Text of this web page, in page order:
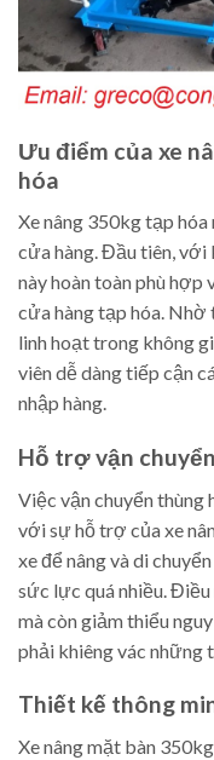
Ưu điểm của xe
hóa
Xe nâng 350kg tạp
cửa hàng. Đầu tiên, với
này hoàn toàn phù hợp
cửa hàng tạp hóa. Nhờ
linh hoạt trong không
viên dễ dàng tiếp cận
nhập hàng.
Hỗ trợ vận
Việc vận chuyển thùng
với sự hỗ trợ của xe
xe để nâng và di
sức lực quá nhiều.
mà còn giảm thiểu
phải khiêng vác những
Thiết kế thông
Xe nâng mặt bàn